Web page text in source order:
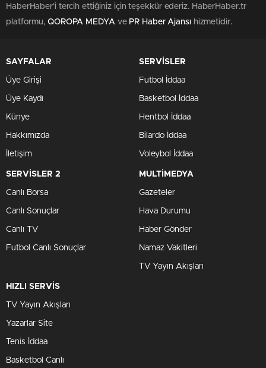
HaberHaber'i tercih ettiğiniz için teşekkür ederiz. HaberHaber.tr
platformu, QOROPA MEDYAve PR Haber Ajansıhizmetidir.
SAYFALAR
Üye Girişi
Üye Kaydı
Künye
Hakkımızda
İletişim
SERVİSLER
Futbol İddaa
Basketbol İddaa
Hentbol İddaa
Bilardo İddaa
Voleybol İddaa
SERVİSLER 2
Canlı Borsa
Canlı Sonuçlar
Canlı TV
Futbol Canlı Sonuçlar
MULTİMEDYA
Gazeteler
Hava Durumu
Haber Gönder
Namaz Vakitleri
TV Yayın Akışları
HIZLI SERVİS
TV Yayın Akışları
Yazarlar Site
Tenis İddaa
Basketbol Canlı